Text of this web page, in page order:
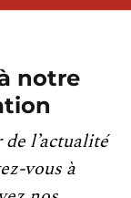
notre
l’actualité
vous à